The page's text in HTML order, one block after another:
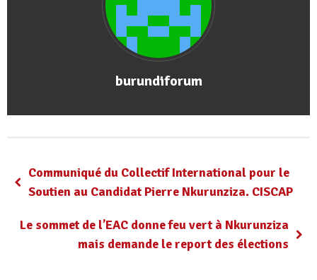
burundiforum
Communiqué du Collectif International pour le
Soutien au Candidat Pierre Nkurunziza. CISCAP
Le sommet de l’EAC donne feu vert à Nkurunziza
mais demande le report des élections